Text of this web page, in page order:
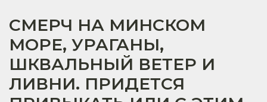
СМЕРЧ НА МИНСКОМ
МОРЕ, УРАГАНЫ,
ШКВАЛЬНЫЙ ВЕТЕР И
ЛИВНИ. ПРИДЕТСЯ